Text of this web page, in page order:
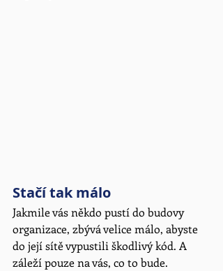
Stačí tak málo
Jakmile vás někdo pustí do budovy
organizace, zbývá velice málo, abyste
do její sítě vypustili škodlivý kód. A
záleží pouze na vás, co to bude.